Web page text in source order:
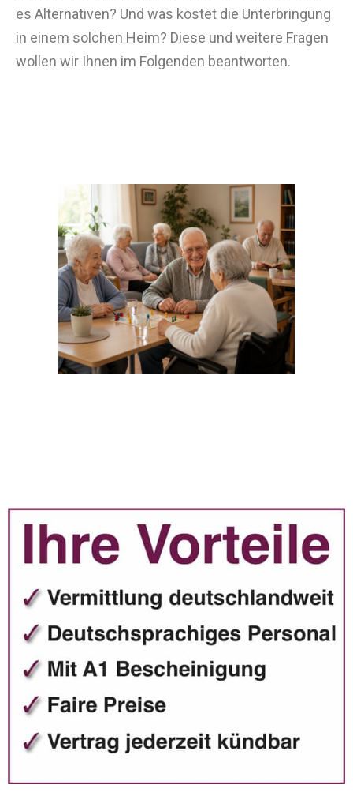
es Alternativen? Und was kostet die Unterbringung
in einem solchen Heim? Diese und weitere Fragen
wollen wir Ihnen im Folgenden beantworten.